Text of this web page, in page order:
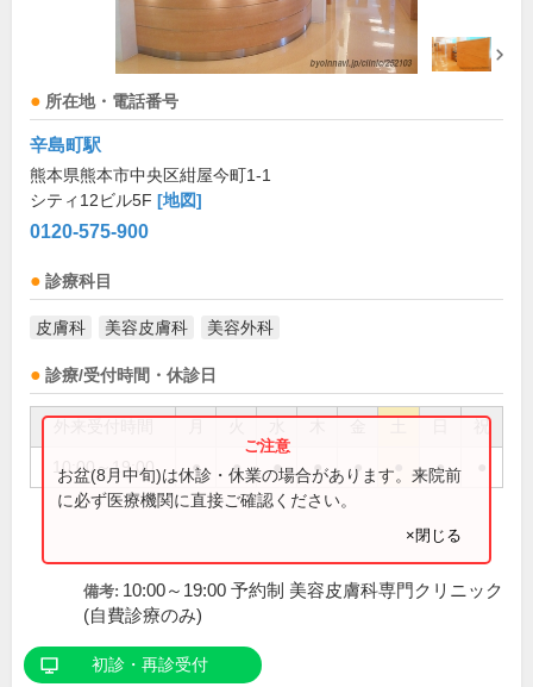
所在地・電話番号
辛島町駅
熊本県熊本市中央区紺屋今町1-1
シティ12ビル5F [地図]
0120-575-900
診療科目
皮膚科 美容皮膚科 美容外科
診療/受付時間・休診日
祝
10:00～19:00 ● ● ● ● ● ●
お盆(8月中旬)は休診・休業の場合があります。来院前
に必ず医療機関に直接ご確認ください。
×閉じる
備考: 10:00～19:00 予約制 美容皮膚科専門クリニック
(自費診療のみ)
初診・再診受付